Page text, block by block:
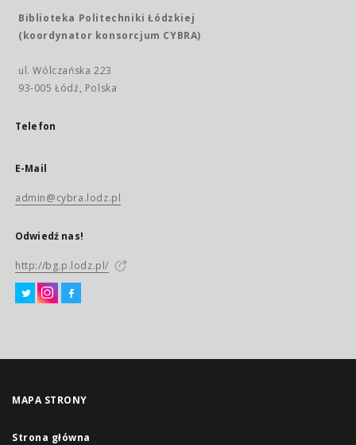
Biblioteka Politechniki Łódzkiej
(koordynator konsorcjum CYBRA)
ul. Wólczańska 223
93-005 Łódź, Polska
Telefon
E-Mail
admin@cybra.lodz.pl
Odwiedź nas!
http://bg.p.lodz.pl/
MAPA STRONY
Strona główna